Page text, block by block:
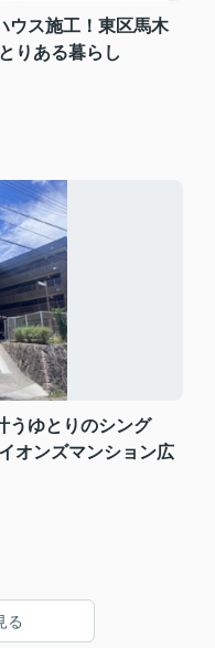
ウス施工！東区馬木
りある暮らし
うゆとりのシング
オンズマンション広
る